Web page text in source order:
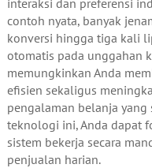
contoh nyata, banyak
konversi hingga tiga kali
otomatis pada unggahan
memungkinkan Anda
efisien sekaligus
pengalaman belanja yang
teknologi ini, Anda dapat
sistem bekerja secara
penjualan harian.